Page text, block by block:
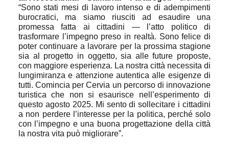
“Sono stati mesi di lavoro intenso e di adempimenti
burocratici, ma siamo riusciti ad esaudire una
promessa fatta ai cittadini — l’atto politico di
trasformare l’impegno preso in realtà. Sono felice di
poter continuare a lavorare per la prossima stagione
sia al progetto in oggetto, sia alle future proposte,
con maggiore esperienza. La nostra città necessita di
lungimiranza e attenzione autentica alle esigenze di
tutti. Comincia per Cervia un percorso di innovazione
turistica che non si esaurisce nell’esperimento di
questo agosto 2025. Mi sento di sollecitare i cittadini
a non perdere l’interesse per la politica, perché solo
con l’impegno e una buona progettazione della città
la nostra vita può migliorare”.